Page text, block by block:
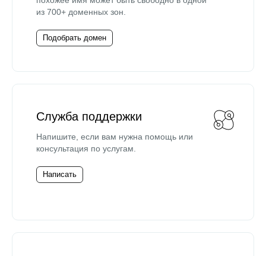
из 700+ доменных зон.
Подобрать домен
Служба поддержки
Напишите, если вам нужна помощь или
консультация по услугам.
Написать